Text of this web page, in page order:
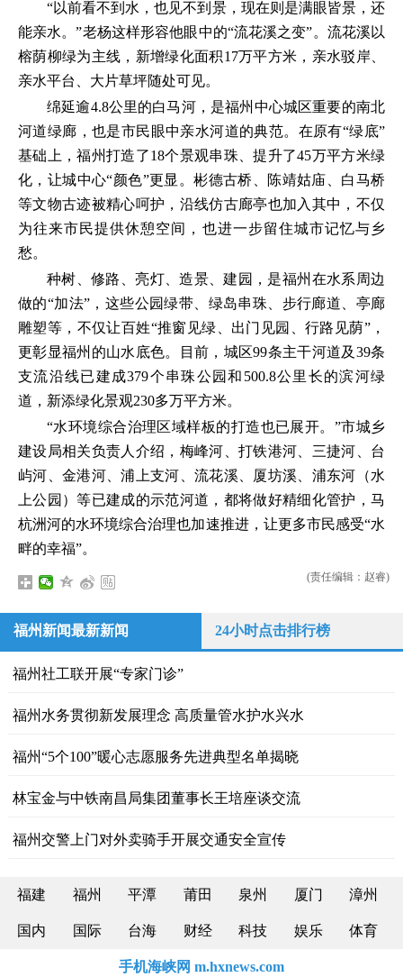
“以前看不到水，也见不到景，现在则是满眼皆景，还
能亲水。”老杨这样形容他眼中的“流花溪之变”。流花溪以
榕荫柳绿为主线，新增绿化面积17万平方米，亲水驳岸、
亲水平台、大片草坪随处可见。
绵延逾4.8公里的白马河，是福州中心城区重要的南北
河道绿廊，也是市民眼中亲水河道的典范。在原有“绿底”
基础上，福州打造了18个景观串珠、提升了45万平方米绿
化，让城中心“颜色”更显。彬德古桥、陈靖姑庙、白马桥
等文物古迹被精心呵护，沿线仿古廊亭也加入其中，不仅
为往来市民提供休憩空间，也进一步留住城市记忆与乡
愁。
种树、修路、亮灯、造景、建园，是福州在水系周边
做的“加法”，这些公园绿带、绿岛串珠、步行廊道、亭廊
雕塑等，不仅让百姓“推窗见绿、出门见园、行路见荫”，
更彰显福州的山水底色。目前，城区99条主干河道及39条
支流沿线已建成379个串珠公园和500.8公里长的滨河绿
道，新添绿化景观230多万平方米。
“水环境综合治理区域样板的打造也已展开。”市城乡
建设局相关负责人介绍，梅峰河、打铁港河、三捷河、台
屿河、金港河、浦上支河、流花溪、厦坊溪、浦东河（水
上公园）等已建成的示范河道，都将做好精细化管护，马
杭洲河的水环境综合治理也加速推进，让更多市民感受“水
畔的幸福”。
(责任编辑：赵睿)
福州新闻最新新闻 24小时点击排行榜
福州社工联开展“专家门诊”
福州水务贯彻新发展理念 高质量管水护水兴水
福州“5个100”暖心志愿服务先进典型名单揭晓
林宝金与中铁南昌局集团董事长王培座谈交流
福州交警上门对外卖骑手开展交通安全宣传
福建 福州 平潭 莆田 泉州 厦门 漳州
国内 国际 台海 财经 科技 娱乐 体育
手机海峡网 m.hxnews.com